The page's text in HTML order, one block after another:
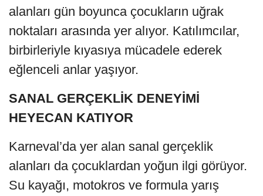
alanları gün boyunca çocukların uğrak
noktaları arasında yer alıyor. Katılımcılar,
birbirleriyle kıyasıya mücadele ederek
eğlenceli anlar yaşıyor.
SANAL GERÇEKLİK DENEYİMİ
HEYECAN KATIYOR
Karneval’da yer alan sanal gerçeklik
alanları da çocuklardan yoğun ilgi görüyor.
Su kayağı, motokros ve formula yarış